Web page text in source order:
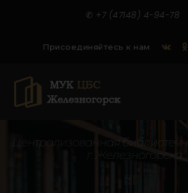
✆ +7 (47148) 4-94-78
Присоединяйтесь к нам
Це трал и з в а ая библ и те ч н
г. Ж е л е з г рск а